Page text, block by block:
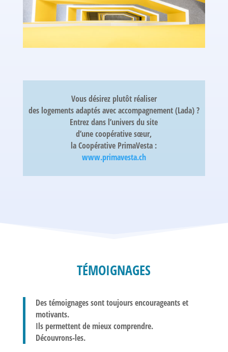
Vous désirez plutôt réaliser
des logements adaptés avec accompagnement (Lada) ?
Entrez dans l’univers du site
d’une coopérative sœur,
laCoopérative PrimaVesta :
www.primavesta.ch
TÉMOIGNAGES
Des témoignages sont toujours encourageants et
motivants.
Ils permettent de mieux comprendre.
Découvrons-les.